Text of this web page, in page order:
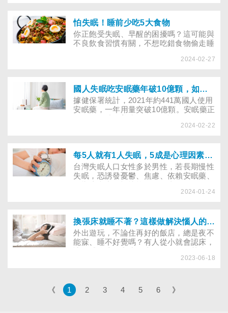
怕失眠！睡前少吃5大食物
你正飽受失眠、早醒的困擾嗎？這可能與
不良飲食習慣有關，不想吃錯食物偷走睡
2024-02-27
國人失眠吃安眠藥年破10億顆，如何避免安眠藥副作用及成癮
據健保署統計，2021年約441萬國人使用
安眠藥，一年用量突破10億顆。安眠藥正
天精神不濟，甚至危及交通安全，或過度
2024-02-22
每5人就有1人失眠，5成是心理因素引起！「失眠量表」幫你檢視失眠嚴重度
台灣失眠人口女性多於男性，若長期慢性
失眠，恐誘發憂鬱、焦慮、依賴安眠藥、
睡算失眠嗎？醫師分析各年齡層失眠原
2024-01-24
換張床就睡不著？這樣做解決惱人的「認床」問題！
外出遊玩，不論住再好的飯店，總是夜不
能寐、睡不好覺嗎？有人從小就會認床，
可能你是被自己的感覺給「騙」了！究竟
2023-06-18
《 1 2 3 4 5 6 》